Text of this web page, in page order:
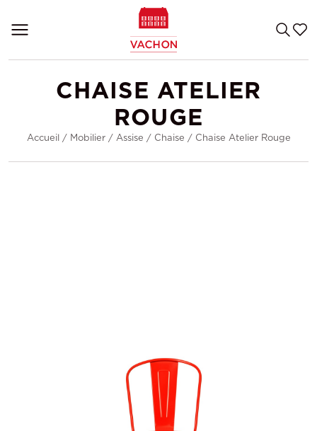
CHAISE ATELIER
ROUGE
Accueil / Mobilier/ Assise / Chaise / Chaise Atelier Rouge